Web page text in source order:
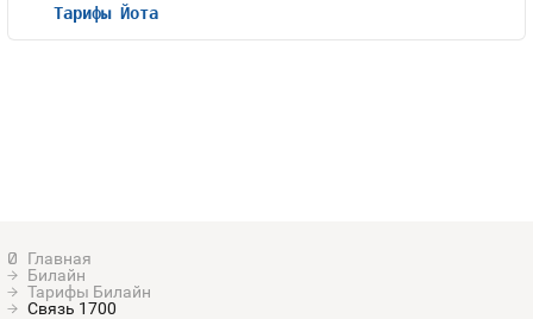
Билайн
Тарифы Билайн
Связь 1700
Тарифы Йота